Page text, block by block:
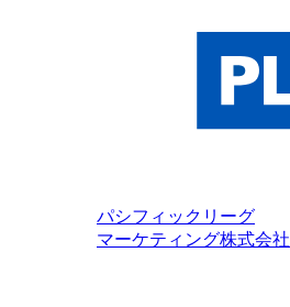
パシフィックリーグ
マーケティング株式会社